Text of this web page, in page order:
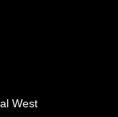
West